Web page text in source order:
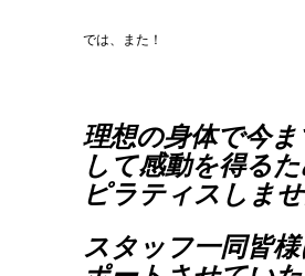
では、また！
理想の身体で今
して感動を得るた
ピラティスしま
スタッフ一同皆